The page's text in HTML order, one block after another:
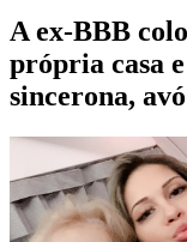
A ex-BBB
própria casa
sincerona,